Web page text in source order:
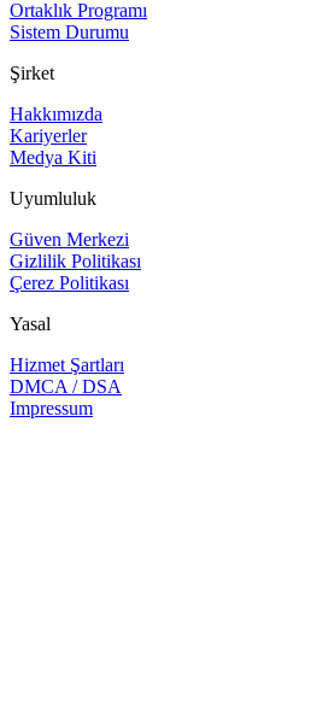
Ortaklık Programı
Sistem Durumu
Şirket
Hakkımızda
Kariyerler
Medya Kiti
Uyumluluk
Güven Merkezi
Gizlilik Politikası
Çerez Politikası
Yasal
Hizmet Şartları
DMCA / DSA
Impressum